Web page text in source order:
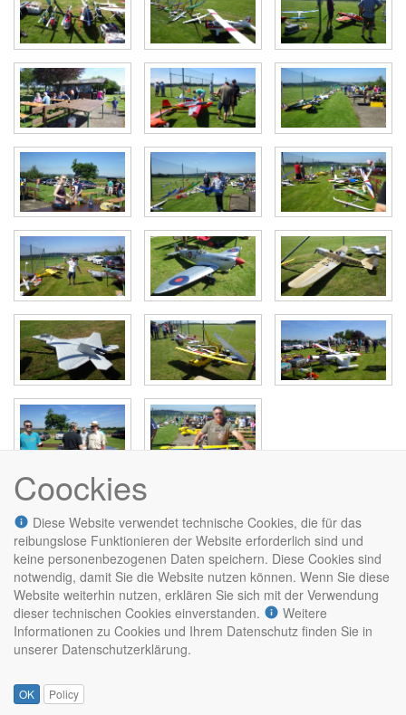
Anmelden
Coockies
Diese Website verwendet technische Cookies, die für das
reibungslose Funktionieren der Website erforderlich sind und
keine personenbezogenen Daten speichern. Diese Cookies sind
notwendig, damit Sie die Website nutzen können. Wenn Sie diese
Website weiterhin nutzen, erklären Sie sich mit der Verwendung
dieser technischen Cookies einverstanden.
Weitere
Informationen zu Cookies und Ihrem Datenschutz finden Sie in
unserer Datenschutzerklärung.
OK Policy